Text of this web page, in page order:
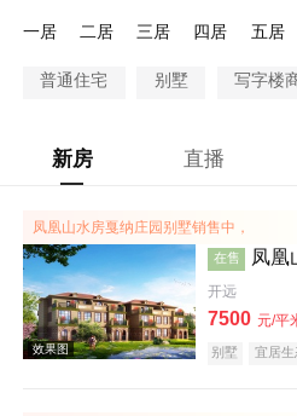
一居
二居 三居 四居 五居
普通住宅 别墅 写字楼
新房 直播
凤凰山水房戛纳庄园别墅销售中，
在售 凤凰
开远
7500 元/平
别墅 宜居